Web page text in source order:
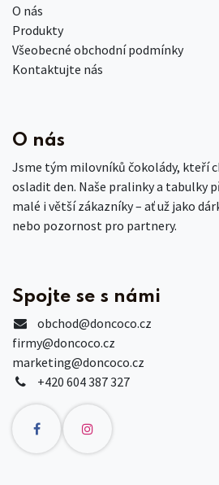
O nás
Produkty
Všeobecné obchodní podmínky
Kontaktujte nás
O nás
Jsme tým milovníků čokolády, kteří
osladit den. Naše pralinky a tabulky
malé i větší zákazníky – ať už jako
nebo pozornost pro partnery.
Spojte se s námi
obchod@doncoco.cz
firmy@doncoco.cz
marketing@doncoco.cz
+420 604 387 327